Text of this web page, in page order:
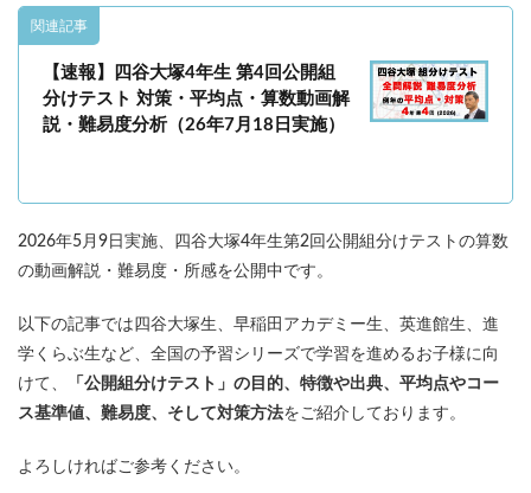
関連記事
【速報】四谷大塚4年生 第4回公開組
分けテスト 対策・平均点・算数動画解
説・難易度分析（26年7月18日実施）
2026年5月9日実施、四谷大塚4年生第2回公開組分けテストの算数
の動画解説・難易度・所感を公開中です。
以下の記事では四谷大塚生、早稲田アカデミー生、英進館生、進
学くらぶ生など、全国の予習シリーズで学習を進めるお子様に向
けて、
「公開組分けテスト」の目的、特徴や出典、平均点やコー
ス基準値、難易度、そして対策方法をご紹介しております。
よろしければご参考ください。
四谷大塚公開組分けテスト
四谷大塚志望校判定テスト 新学年(1月〜2月)
前期(3月〜7月) 夏期(7〜8月) 後期(9月〜11月)
コベツバからのお知らせ 抽象化能力
検索